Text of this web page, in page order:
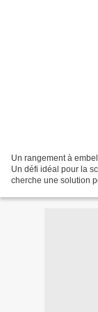
Un rangement à
Un défi idéal pour la
cherche une solution